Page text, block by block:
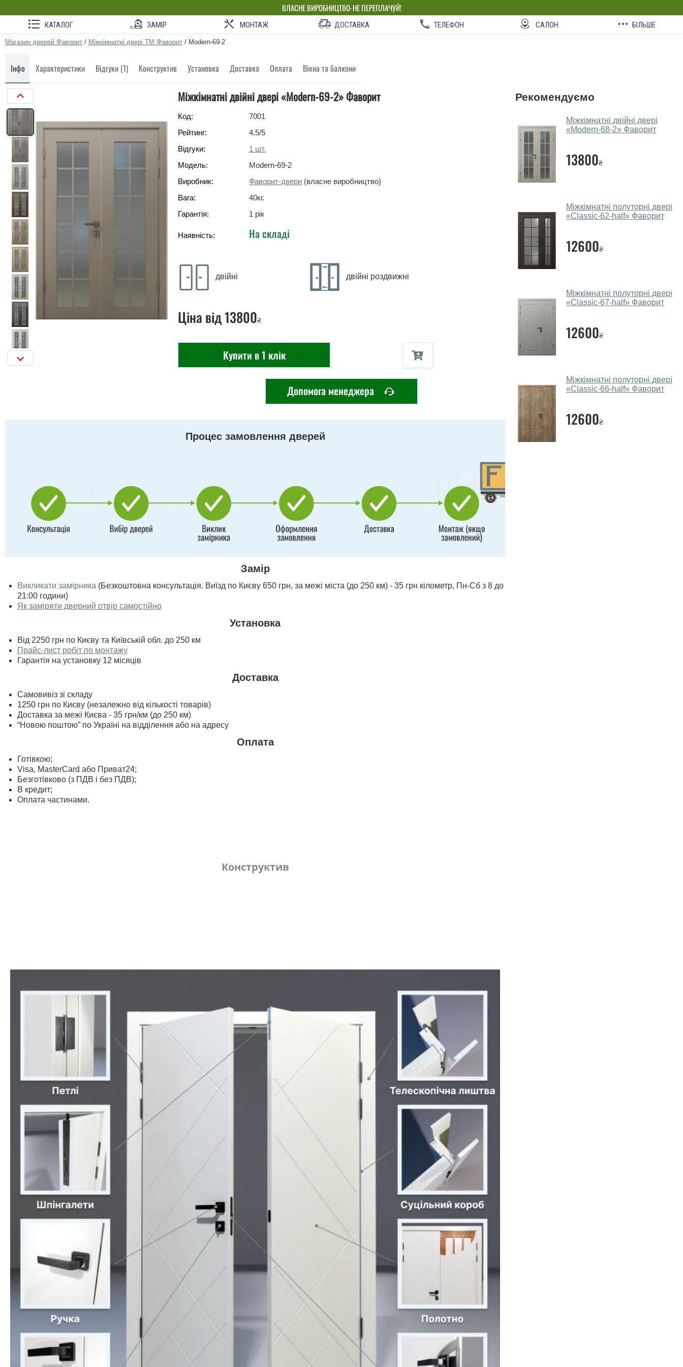
ВЛАСНЕ ВИРОБНИЦТВО-НЕ ПЕРЕПЛАЧУЙ!
КАТАЛОГ ЗАМІР МОНТАЖ ДОСТАВКА ТЕЛЕФОН САЛОН БІЛЬШЕ
Магазин дверей Фаворит / Міжкімнатні двері ТМ Фаворит / Modern-69-2
Інфо Характеристики Відгуки (1) Конструктив Установка Доставка Оплата Вікна та балкони
Міжкімнатні двійні двері «Modern-69-2»‎ Фаворит
Код:
7001
Рейтинг:
4.5/5
Відгуки:
1 шт.
Модель:
Modern-69-2
Виробник:
Фаворит-двери (власне виробництво)
Вага:
40кг.
Гарантія:
1 рік
Наявність: На складі
двійні двійні роздвижні
Ціна від 13800₴
Купити в 1 клік
Допомога менеджера
Процес замовлення дверей
Замір
Викликати замірника (Безкоштовна консультація. Виїзд по Києву 650 грн, за межі міста (до 250 км) - 35 грн кілометр, Пн-Сб з 8 до
21:00 години)
Як заміряти дверний отвір самостійно
Установка
Від 2250 грн по Києву та Київській обл. до 250 км
Прайс-лист робіт по монтажу
Гарантія на установку 12 місяців
Доставка
Самовивіз зі складу
1250 грн по Києву (незалежно від кількості товарів)
Доставка за межі Києва - 35 грн/км (до 250 км)
“Новою поштою” по Україні на відділення або на адресу
Оплата
Готівкою;
Visa, MasterСard або Приват24;
Безготівково (з ПДВ і без ПДВ);
В кредит;
Оплата частинами.
Конструктив
Рекомендуємо
Міжкімнатні двійні двері
«Modern-68-2»‎ Фаворит
13800₴
Міжкімнатні полуторні двері
«Classic-62-half»‎ Фаворит
12600₴
Міжкімнатні полуторні двері
«Classic-67-half»‎ Фаворит
12600₴
Міжкімнатні полуторні двері
«Classic-66-half»‎ Фаворит
12600₴